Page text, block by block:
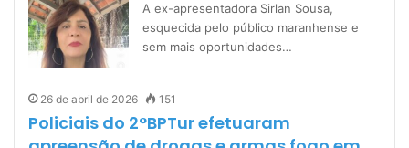
A ex-apresentadora Sirlan Sousa,
esquecida pelo público maranhense e
sem mais oportunidades…
26 de abril de 2026 151
Policiais do 2°BPTur efetuaram